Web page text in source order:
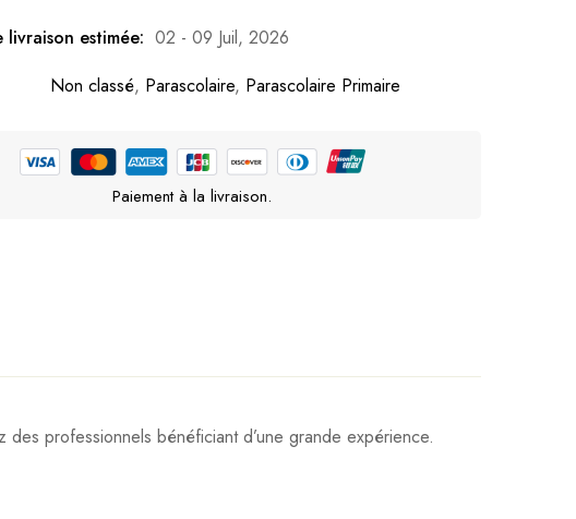
livraison estimée: 02 - 09 Juil, 2026
Non classé, Parascolaire, Parascolaire Primaire
Paiement à la livraison.
professionnels bénéficiant d’une grande expérience.